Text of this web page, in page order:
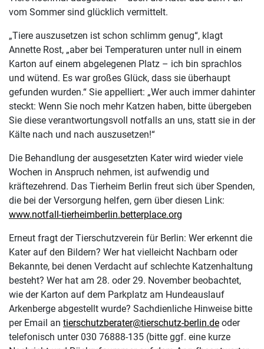
vom Sommer sind glücklich vermittelt.
„Tiere auszusetzen ist schon schlimm genug“, klagt
Annette Rost, „aber bei Temperaturen unter null in einem
Karton auf einem abgelegenen Platz – ich bin sprachlos
und wütend. Es war großes Glück, dass sie überhaupt
gefunden wurden.“ Sie appelliert: „Wer auch immer dahinter
steckt: Wenn Sie noch mehr Katzen haben, bitte übergeben
Sie diese verantwortungsvoll notfalls an uns, statt sie in der
Kälte nach und nach auszusetzen!“
Die Behandlung der ausgesetzten Kater wird wieder viele
Wochen in Anspruch nehmen, ist aufwendig und
kräftezehrend. Das Tierheim Berlin freut sich über Spenden,
die bei der Versorgung helfen, gern über diesen Link:
www.notfall-tierheimberlin.betterplace.org
Erneut fragt der Tierschutzverein für Berlin: Wer erkennt die
Kater auf den Bildern? Wer hat vielleicht Nachbarn oder
Bekannte, bei denen Verdacht auf schlechte Katzenhaltung
besteht? Wer hat am 28. oder 29. November beobachtet,
wie der Karton auf dem Parkplatz am Hundeauslauf
Arkenberge abgestellt wurde? Sachdienliche Hinweise bitte
per Email an tierschutzberater@tierschutz-berlin.de oder
telefonisch unter 030 76888-135 (bitte ggf. eine kurze